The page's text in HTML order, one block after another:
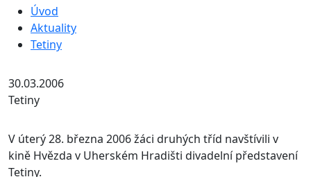
Úvod
Aktuality
Tetiny
30.03.2006
Tetiny
V úterý 28. března 2006 žáci druhých tříd navštívili v
kině Hvězda v Uherském Hradišti divadelní představení
Tetiny.